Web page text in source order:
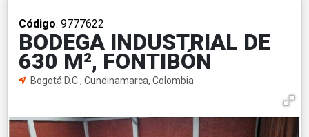
Código. 9777622
BODEGA INDUSTRIAL DE
630 M², FONTIBÓN
Bogotá D.C., Cundinamarca, Colombia